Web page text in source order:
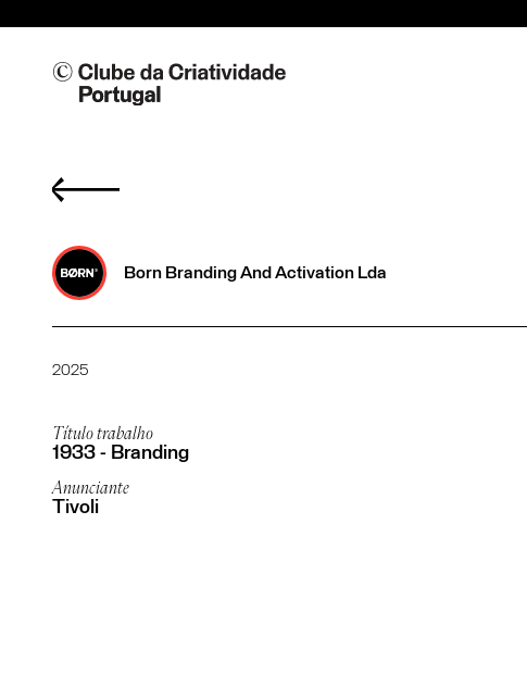
Born Branding And Activation Lda
2025
Título trabalho
1933 - Branding
Anunciante
Tivoli